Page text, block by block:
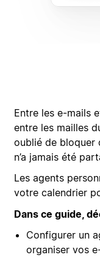
Entre les e-mails
entre les mailles
oublié de bloquer
n’a jamais été
Les agents
votre calendrier
Dans ce guide,
Configurer un
organiser vos